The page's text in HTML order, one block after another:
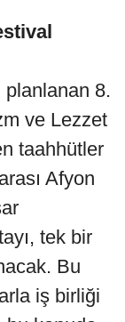
planlanan 8.
ve Lezzet
taahhütler
Afyon
tek bir
Bu
iş birliği